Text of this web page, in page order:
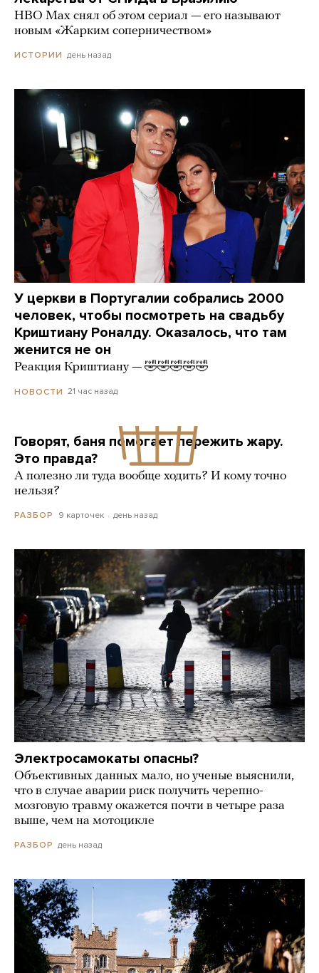
HBO Max снял об этом сериал — его называют
новым «Жарким соперничеством»
ИСТОРИИ день назад
У церкви в Португалии собрались 2000
человек, чтобы посмотреть на свадьбу
Криштиану Роналду. Оказалось, что там
женится не он
Реакция Криштиану — 🤣🤣🤣🤣🤣
НОВОСТИ 21 час назад
Говорят, баня помогает пережить жару.
Это правда?
А полезно ли туда вообще ходить? И кому точно
нельзя?
РАЗБОР 9 карточек день назад
Электросамокаты опасны?
Объективных данных мало, но ученые выяснили,
что в случае аварии риск получить черепно-
мозговую травму окажется почти в четыре раза
выше, чем на мотоцикле
РАЗБОР день назад